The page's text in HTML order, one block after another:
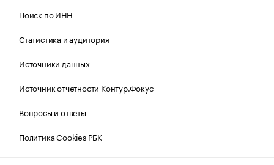
Поиск по ИНН
Статистика и аудитория
Источники данных
Источник отчетности Контур.Фокус
Вопросы и ответы
Политика Cookies РБК